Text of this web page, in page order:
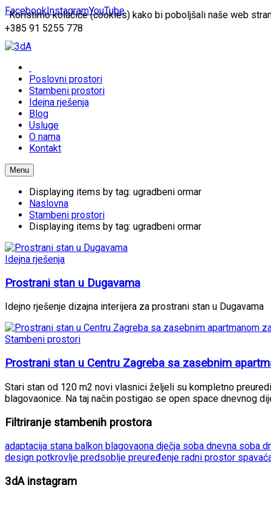
FacebookInstagramYouTube
+385 91 5255 778
Poslovni prostori
Stambeni prostori
Idejna rješenja
Blog
Usluge
O nama
Kontakt
Menu
Displaying items by tag: ugradbeni ormar
Naslovna
Stambeni prostori
Displaying items by tag: ugradbeni ormar
Idejna rješenja
Prostrani stan u Dugavama
Idejno rješenje dizajna interijera za prostrani stan u Dugavama
Stambeni prostori
Prostrani stan u Centru Zagreba sa zasebnim
Stari stan od 120 m2 novi vlasnici željeli su kompletno
blagovaonice. Na taj način postigao se open space dnevnog
Filtriranje stambenih prostora
adaptacija stana balkon blagovaona dječja soba dnevna soba
design potkrovlje predsoblje preuređenje radni prostor
3dA instagram
Koristimo kolačiće (cookies) kako bi poboljšali naše web